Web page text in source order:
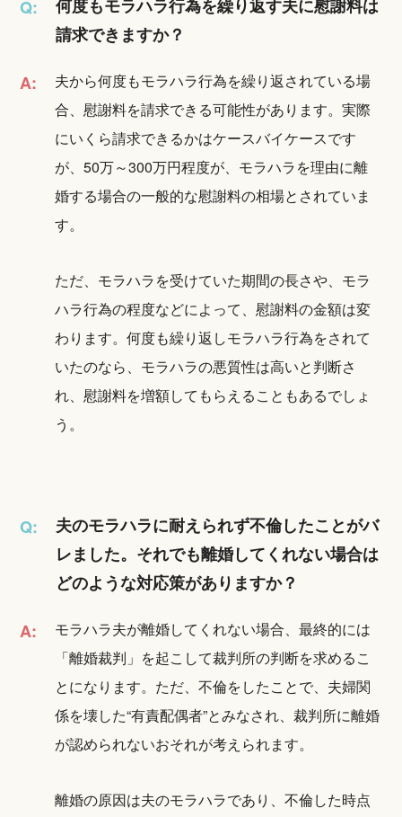
Q:
何度もモラハラ行為を繰り返す夫に慰謝料は
請求できますか？
A:
夫から何度もモラハラ行為を繰り返されている場
合、慰謝料を請求できる可能性があります。実際
にいくら請求できるかはケースバイケースです
が、50万～300万円程度が、モラハラを理由に離
婚する場合の一般的な慰謝料の相場とされていま
す。
ただ、モラハラを受けていた期間の長さや、モラ
ハラ行為の程度などによって、慰謝料の金額は変
わります。何度も繰り返しモラハラ行為をされて
いたのなら、モラハラの悪質性は高いと判断さ
れ、慰謝料を増額してもらえることもあるでしょ
う。
Q:
夫のモラハラに耐えられず不倫したことがバ
レました。それでも離婚してくれない場合は
どのような対応策がありますか？
A:
モラハラ夫が離婚してくれない場合、最終的には
「離婚裁判」を起こして裁判所の判断を求めるこ
とになります。ただ、不倫をしたことで、夫婦関
係を壊した“有責配偶者”とみなされ、裁判所に離婚
が認められないおそれが考えられます。
離婚の原因は夫のモラハラであり、不倫した時点